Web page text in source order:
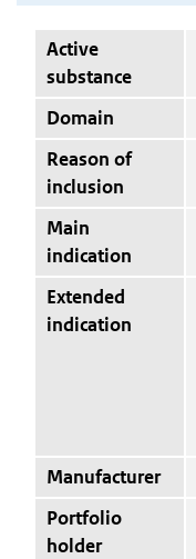
Active
substance
Domain
Reason of
inclusion
Main
indication
Extended
indication
Manufacturer
Portfolio
holder